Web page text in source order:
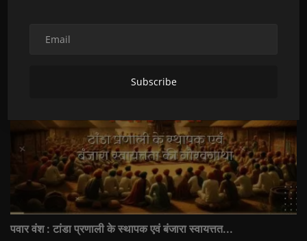
Subscribe
पवार वंश : टांडा प्रणाली के स्थापक एवं बंजारा स्वायत्तत...